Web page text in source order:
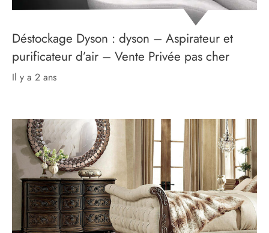
Déstockage Dyson : dyson – Aspirateur et
purificateur d’air – Vente Privée pas cher
il y a 2 ans